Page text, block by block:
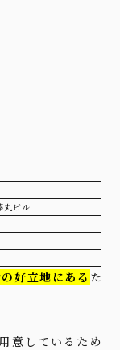
丸ビル
好立地にある た
意しているため